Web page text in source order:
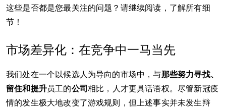
这些是否都是您最关注的问题？请继续阅读，了解所有细
节！
市场差异化：在竞争中一马当先
我们处在一个以候选人为导向的市场中，与那些努力寻找、
留住和提升员工的公司相比，人才更具话语权。尽管新冠疫
情的发生极大地改变了游戏规则，但上述事实并未发生辩